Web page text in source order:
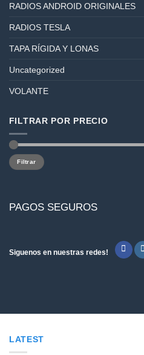
RADIOS ANDROID ORIGINALES
RADIOS TESLA
TAPA RÍGIDA Y LONAS
Uncategorized
VOLANTE
FILTRAR POR PRECIO
Precio
mínimo
Precio
máximo
Filtrar
PAGOS SEGUROS
Siguenos en nuestras redes!
LATEST